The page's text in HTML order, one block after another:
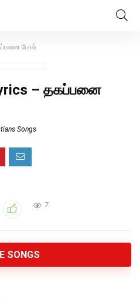
போல்
– தகப்பனை
Songs
7
SONGS